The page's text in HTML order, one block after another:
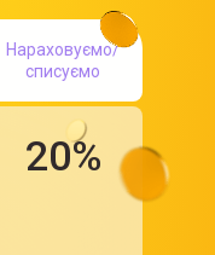
Нараховуємо/
списуємо
20%